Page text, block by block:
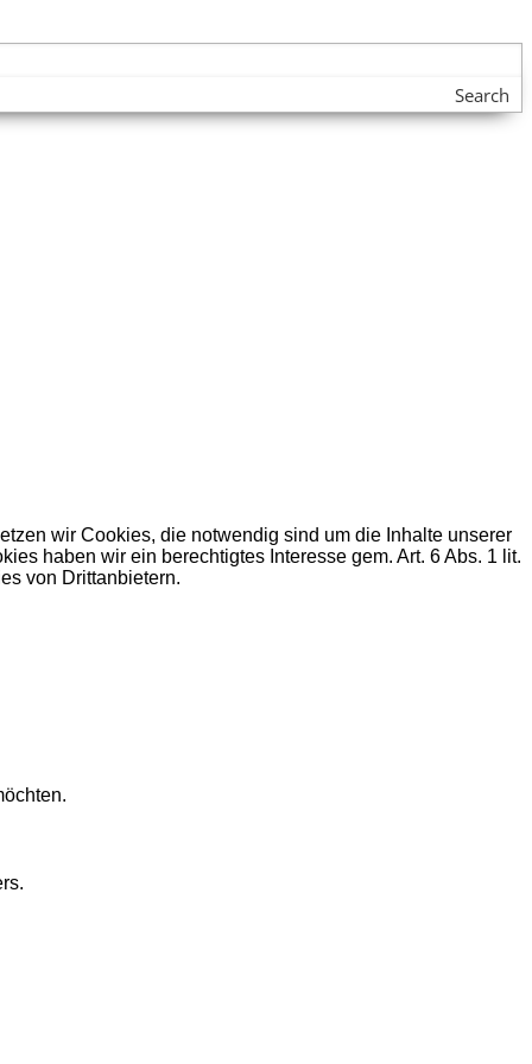
Search
wir Cookies, die notwendig sind um die Inhalte unserer
haben wir ein berechtigtes Interesse gem. Art. 6 Abs. 1 lit.
von Drittanbietern.